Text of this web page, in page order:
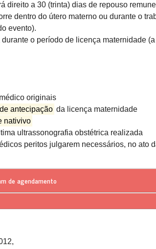
direito a 30 (trinta) dias de repouso
dentro do útero materno ou durante o
evento).
o período de licença maternidade
originais
antecipação da licença maternidade
nativivo
ultrassonografia obstétrica realizada
peritos julgarem necessários, no ato
de agendamento